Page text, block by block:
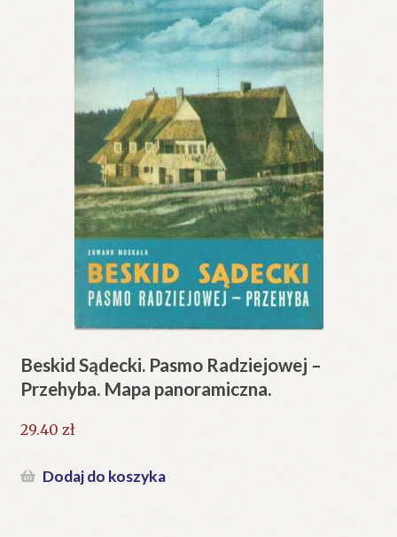
Beskid Sądecki. Pasmo Radziejowej –
Przehyba. Mapa panoramiczna.
29.40 zł
Dodaj do koszyka